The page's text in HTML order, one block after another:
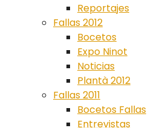
Reportajes
Fallas 2012
Bocetos
Expo Ninot
Noticias
Plantà 2012
Fallas 2011
Bocetos Fallas
Entrevistas